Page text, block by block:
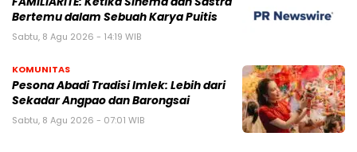
Bertemu dalam Sebuah Karya Puitis
Sabtu, 8 Agu 2026 - 14:19 WIB
KOMUNITAS
Pesona Abadi Tradisi Imlek: Lebih dari
Sekadar Angpao dan Barongsai
Sabtu, 8 Agu 2026 - 07:01 WIB